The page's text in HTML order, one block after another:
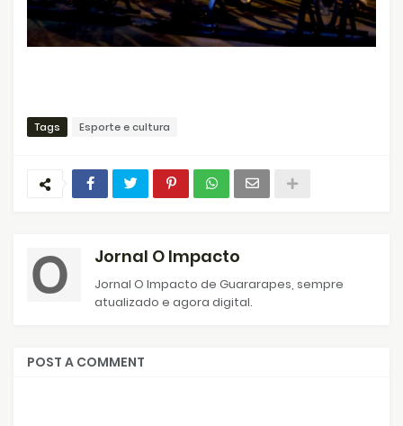
Tags Esporte e cultura
Jornal O Impacto
Jornal O Impacto de Guararapes, sempre
atualizado e agora digital.
POST A COMMENT